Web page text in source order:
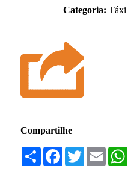
Categoria: Táxi
Compartilhe
Compartilhar
Facebook
TwitterEmail